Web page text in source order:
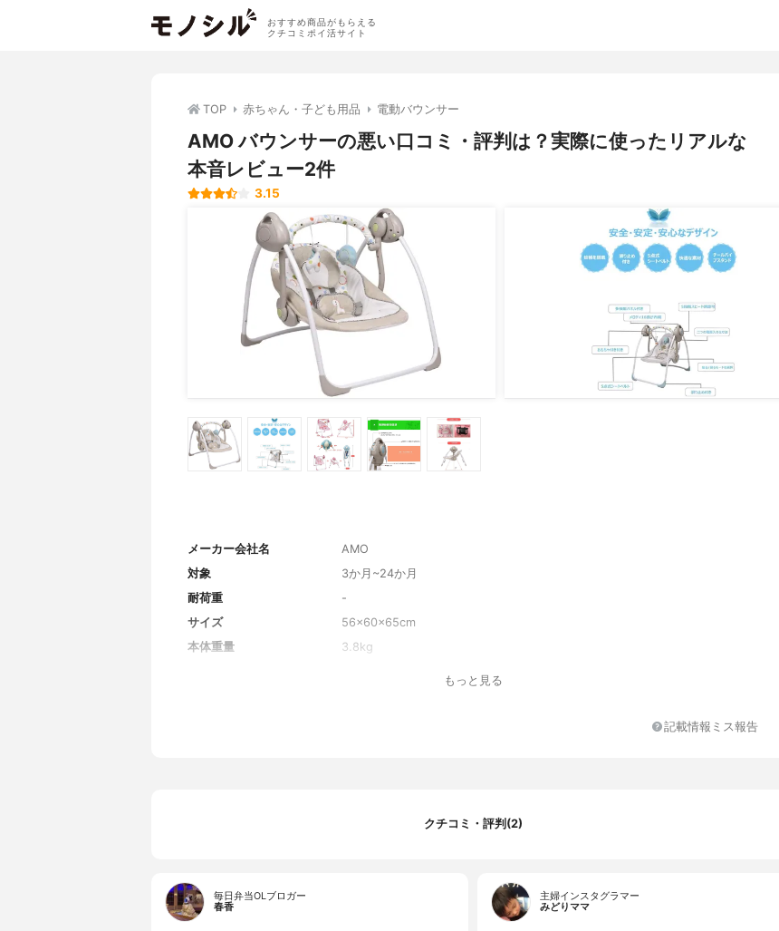
おすすめ商品がもらえる
クチコミポイ活サイト
TOP 赤ちゃん・子ども用品 電動バウンサー
AMO バウンサーの悪い口コミ・評判は？実際に使ったリアルな
本音レビュー2件
3.15
メーカー会社名
AMO
対象
3か月~24か月
耐荷重
-
サイズ
56×60×65cm
本体重量
3.8kg
もっと見る
記載情報ミス報告
クチコミ・評判(2)
毎日弁当OLブロガー
春香
主婦インスタグラマー
みどりママ